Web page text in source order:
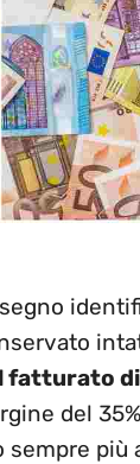
l fatturato di
del
più